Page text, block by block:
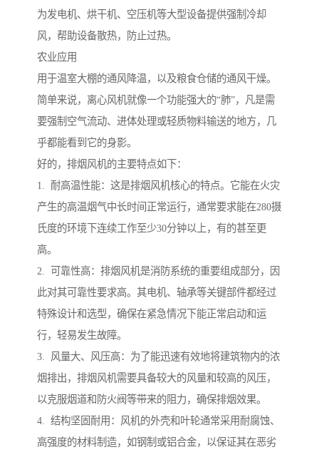
为发电机、烘干机、空压机等大型设备提供强制冷却
风，帮助设备散热，防止过热。
农业应用
用于温室大棚的通风降温，以及粮食仓储的通风干燥。
简单来说，离心风机就像一个功能强大的“肺”，凡是需
要强制空气流动、进体处理或轻质物料输送的地方，几
乎都能看到它的身影。
好的，排烟风机的主要特点如下：
1. 耐高温性能：这是排烟风机核心的特点。它能在火灾
产生的高温烟气中长时间正常运行，通常要求能在280摄
氏度的环境下连续工作至少30分钟以上，有的甚至更
高。
2. 可靠性高：排烟风机是消防系统的重要组成部分，因
此对其可靠性要求高。其电机、轴承等关键部件都经过
特殊设计和选型，确保在紧急情况下能正常启动和运
行，轻易发生故障。
3. 风量大、风压高：为了能迅速有效地将建筑物内的浓
烟排出，排烟风机需要具备较大的风量和较高的风压，
以克服烟道和防火阀等带来的阻力，确保排烟效果。
4. 结构坚固耐用：风机的外壳和叶轮通常采用耐腐蚀、
高强度的材料制造，如钢制或铝合金，以保证其在恶劣